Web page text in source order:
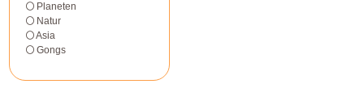
Planeten
Natur
Asia
Gongs